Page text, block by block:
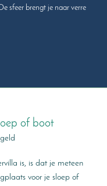
sfeer brengt je naar verre
of boot
is, is dat je meteen
voor je sloep of